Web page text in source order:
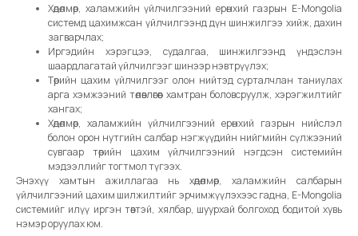
Хөдөлмөр, халамжийн үйлчилгээний ерөнхий газрын E-Mongolia
системд цахимжсан үйлчилгээнд дүн шинжилгээ хийж, дахин
загварчлах;
Иргэдийн хэрэгцээ, судалгаа, шинжилгээнд үндэслэн
шаардлагатай үйлчилгээг шинээр нэвтрүүлэх;
Төрийн цахим үйлчилгээг олон нийтэд сурталчлан таниулах
арга хэмжээний төлөвлөгөөг хамтран боловсруулж, хэрэгжилтийг
хангах;
Хөдөлмөр, халамжийн үйлчилгээний ерөнхий газрын нийслэл
болон орон нутгийн салбар нэгжүүдийн нийгмийн сүлжээний
сувгаар төрийн цахим үйлчилгээний нэгдсэн системийн
мэдээллийг тогтмол түгээх.
Энэхүү хамтын ажиллагаа нь хөдөлмөр, халамжийн салбарын
үйлчилгээний цахим шилжилтийг эрчимжүүлэхээс гадна, E-Mongolia
системийг илүү иргэн төвтэй, хялбар, шуурхай болгоход бодитой хувь
нэмэр оруулах юм.